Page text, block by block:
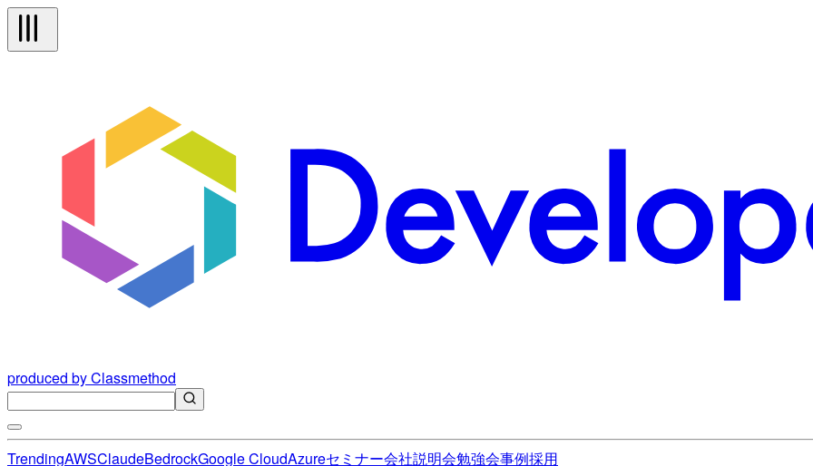
produced by Classmethod
TrendingAWSClaudeBedrockGoogle CloudAzureセミナー会社説明会勉強会事例採用